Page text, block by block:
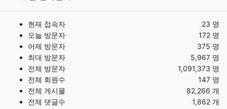
현재 접속자
23 명
오늘 방문자
172 명
어제 방문자
375 명
최대 방문자
5,967 명
전체 방문자
1,091,373 명
전체 회원수
147 명
전체 게시물
82,266 개
전체 댓글수
1,862 개